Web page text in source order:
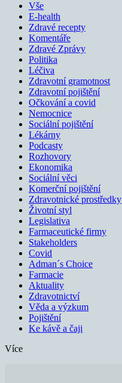
Vše
E-health
Zdravé recepty
Komentáře
Zdravé Zprávy
Politika
Léčiva
Zdravotní gramotnost
Zdravotní pojištění
Očkování a covid
Nemocnice
Sociální pojištění
Lékárny
Podcasty
Rozhovory
Ekonomika
Sociální věci
Komerční pojištění
Zdravotnické prostředky
Životní styl
Legislativa
Farmaceutické firmy
Stakeholders
Covid
Adman´s Choice
Farmacie
Aktuality
Zdravotnictví
Věda a výzkum
Pojištění
Ke kávě a čaji
Více